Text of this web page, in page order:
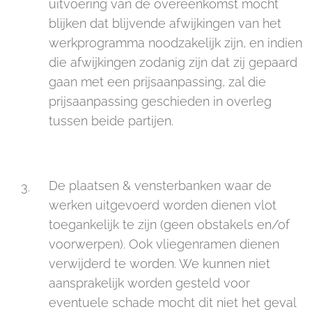
uitvoering van de overeenkomst mocht
blijken dat blijvende afwijkingen van het
werkprogramma noodzakelijk zijn, en indien
die afwijkingen zodanig zijn dat zij gepaard
gaan met een prijsaanpassing, zal die
prijsaanpassing geschieden in overleg
tussen beide partijen.
De plaatsen & vensterbanken waar de
werken uitgevoerd worden dienen vlot
toegankelijk te zijn (geen obstakels en/of
voorwerpen). Ook vliegenramen dienen
verwijderd te worden. We kunnen niet
aansprakelijk worden gesteld voor
eventuele schade mocht dit niet het geval